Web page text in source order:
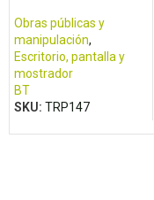
Obras públicas y
manipulación,
Escritorio, pantalla y
mostrador
BT
SKU: TRP147